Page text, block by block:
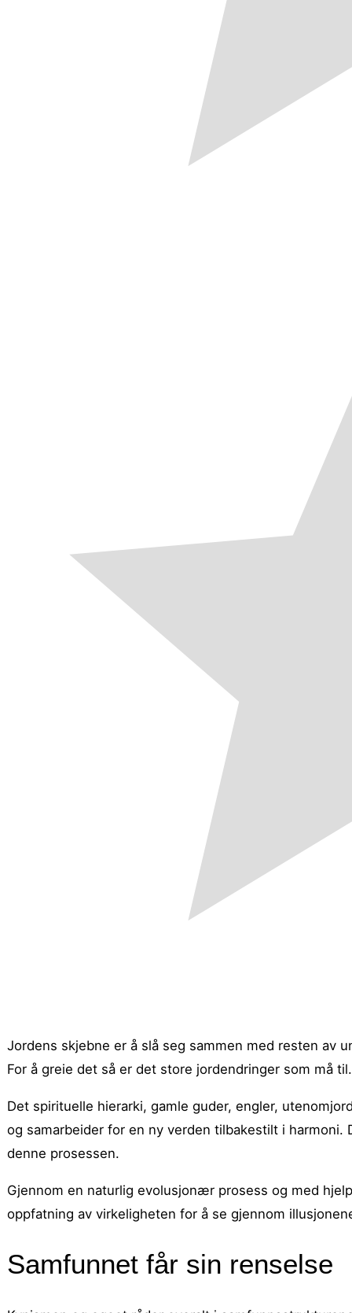
Jordens skjebne er å slå seg sammen med resten av
For å greie det så er det store jordendringer som må
Det spirituelle hierarki, gamle guder, engler,
og samarbeider for en ny verden tilbakestilt i
denne prosessen.
Gjennom en naturlig evolusjonær prosess og med
oppfatning av virkeligheten for å se gjennom
Samfunnet får sin renselse